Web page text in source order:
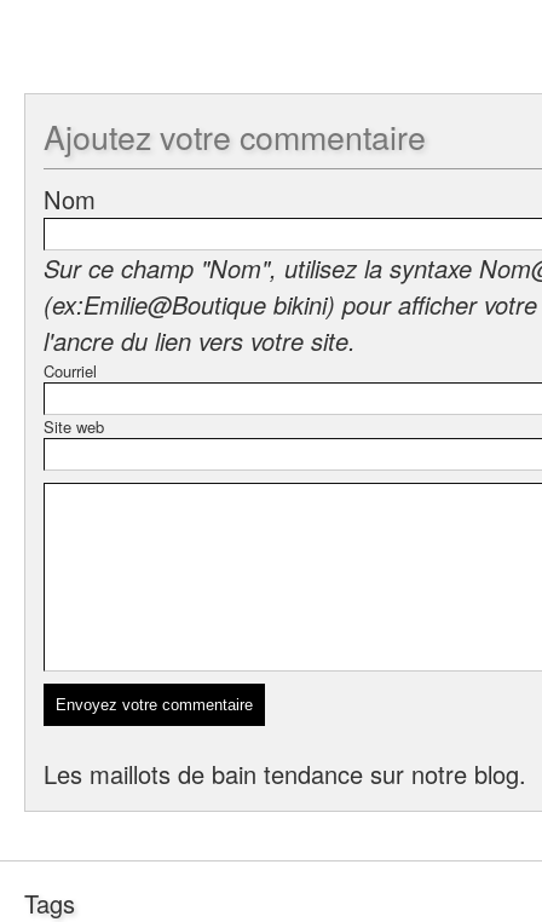
Ajoutezvotre commentaire
Nom
Sur ce champ "Nom", utilisez la syntaxe
(ex:Emilie@Boutique bikini) pour afficher
l'ancre du lien vers votre site.
Courriel
Site web
Les maillots de bain tendance sur notre blog.
Tags